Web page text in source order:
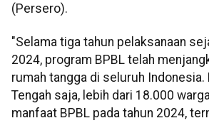
(Persero).
"Selama tiga tahun pelaksanaan
2024, program BPBL telah
rumah tangga di seluruh Indonesia.
Tengah saja, lebih dari 18.000
manfaat BPBL pada tahun 2024,